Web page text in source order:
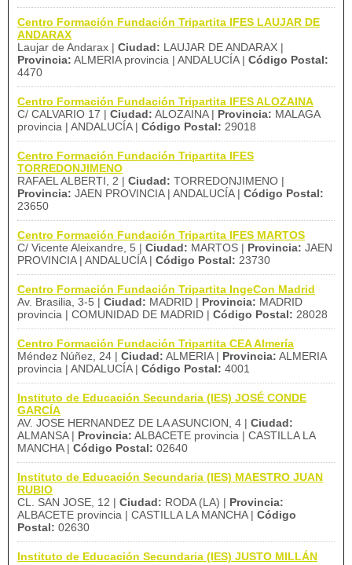
Centro Formación Fundación Tripartita IFES LAUJAR DE
ANDARAX
Laujar de Andarax | Ciudad: LAUJAR DE ANDARAX |
Provincia: ALMERIA provincia | ANDALUCÍA | Código Postal:
4470
Centro Formación Fundación Tripartita IFES ALOZAINA
C/ CALVARIO 17 | Ciudad: ALOZAINA | Provincia: MALAGA
provincia | ANDALUCÍA | Código Postal: 29018
Centro Formación Fundación Tripartita IFES
TORREDONJIMENO
RAFAEL ALBERTI, 2 | Ciudad: TORREDONJIMENO |
Provincia: JAEN PROVINCIA | ANDALUCÍA | Código Postal:
23650
Centro Formación Fundación Tripartita IFES MARTOS
C/ Vicente Aleixandre, 5 | Ciudad: MARTOS | Provincia: JAEN
PROVINCIA | ANDALUCÍA | Código Postal: 23730
Centro Formación Fundación Tripartita IngeCon Madrid
Av. Brasilia, 3-5 | Ciudad: MADRID | Provincia: MADRID
provincia | COMUNIDAD DE MADRID | Código Postal: 28028
Centro Formación Fundación Tripartita CEA Almería
Méndez Núñez, 24 | Ciudad: ALMERIA | Provincia: ALMERIA
provincia | ANDALUCÍA | Código Postal: 4001
Instituto de Educación Secundaria (IES) JOSÉ CONDE
GARCÍA
AV. JOSE HERNANDEZ DE LA ASUNCION, 4 | Ciudad:
ALMANSA | Provincia: ALBACETE provincia | CASTILLA LA
MANCHA | Código Postal: 02640
Instituto de Educación Secundaria (IES) MAESTRO JUAN
RUBIO
CL. SAN JOSE, 12 | Ciudad: RODA (LA) | Provincia:
ALBACETE provincia | CASTILLA LA MANCHA | Código
Postal: 02630
Instituto de Educación Secundaria (IES) JUSTO MILLÁN